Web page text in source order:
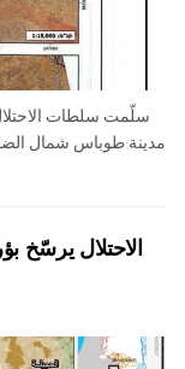
مدينة طوباس شمال